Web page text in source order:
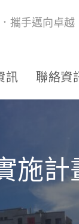
攜手邁向卓
訊 聯絡資
施計